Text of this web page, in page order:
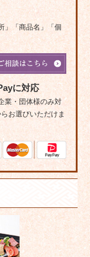
」「商品名」「個
に対応
業・団体様のみ対
お選びいただけま